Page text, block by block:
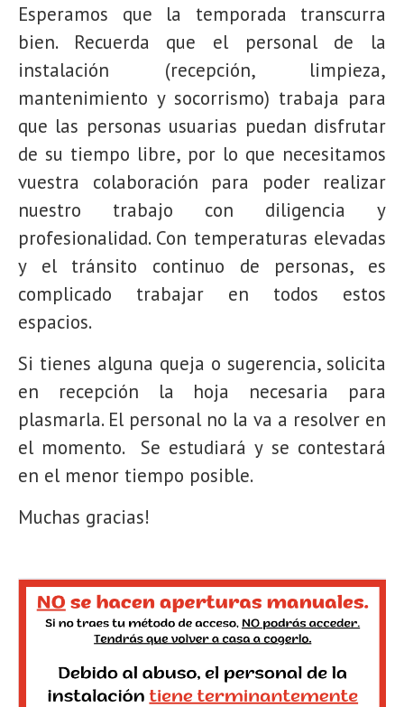
Esperamos que la temporada transcurra
bien. Recuerda que el personal de la
instalación (recepción, limpieza,
mantenimiento y socorrismo) trabaja para
que las personas usuarias puedan disfrutar
de su tiempo libre, por lo que necesitamos
vuestra colaboración para poder realizar
nuestro trabajo con diligencia y
profesionalidad. Con temperaturas elevadas
y el tránsito continuo de personas, es
complicado trabajar en todos estos
espacios.
Si tienes alguna queja o sugerencia, solicita
en recepción la hoja necesaria para
plasmarla. El personal no la va a resolver en
el momento. Se estudiará y se contestará
en el menor tiempo posible.
Muchas gracias!